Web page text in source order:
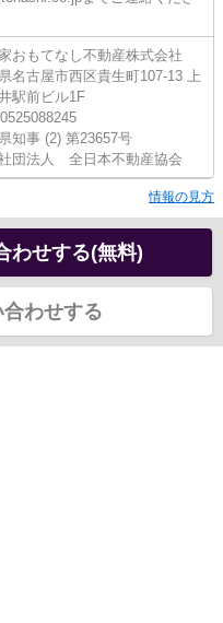
おもてなし不動産株式会社
名古屋市西区貴生町107-13 上
駅前ビル1F
知事 (2) 第23657号
団法人 全日本不動産協会
情報の見方
わせする(無料)
わせする